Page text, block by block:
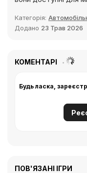
Категорія:
Додано 23 Трав 2026
КОМЕНТАРІ
Будь ласка,
ПОВ'ЯЗАНІ ІГРИ